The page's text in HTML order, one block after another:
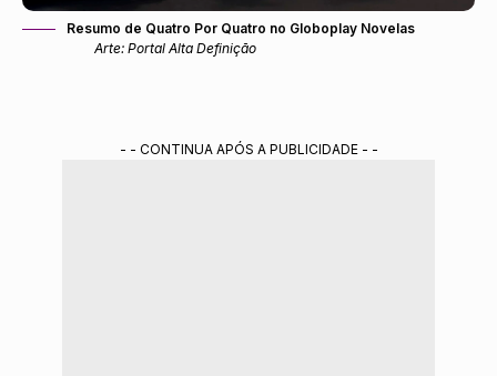
Resumo de Quatro Por Quatro no Globoplay Novelas
Arte: Portal Alta Definição
- - CONTINUA APÓS A PUBLICIDADE - -